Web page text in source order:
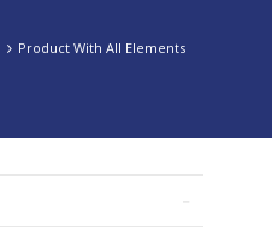
Product With All Elements